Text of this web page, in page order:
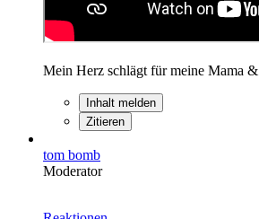
Mein Herz schlägt für meine Mama &
Inhalt melden
Zitieren
tom bomb
Moderator